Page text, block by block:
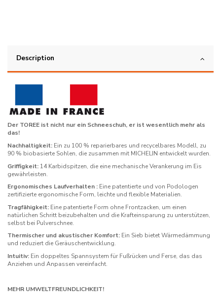
Description
Der TOREE ist nicht nur ein Schneeschuh, er ist wesentlich mehr als
das!
Nachhaltigkeit: Ein zu 100 % reparierbares und recycelbares Modell, zu
90 % biobasierte Sohlen, die zusammen mit MICHELIN entwickelt wurden.
Griffigkeit: 14 Karbidspitzen, die eine mechanische Verankerung im Eis
gewährleisten.
Ergonomisches Laufverhalten : Eine patentierte und von Podologen
zertifizierte ergonomische Form, leichte und flexible Materialien.
Tragfähigkeit: Eine patentierte Form ohne Frontzacken, um einen
natürlichen Schritt beizubehalten und die Krafteinsparung zu unterstützen,
selbst bei Pulverschnee.
Thermischer und akustischer Komfort: Ein Sieb bietet Wärmedämmung
und reduziert die Geräuschentwicklung.
Intuitiv: Ein doppeltes Spannsystem für Fußrücken und Ferse, das das
Anziehen und Anpassen vereinfacht.
MEHR UMWELTFREUNDLICHKEIT!